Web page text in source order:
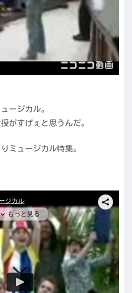
ージカル。
がすげぇと思うんだ。
ミュージカル特集。